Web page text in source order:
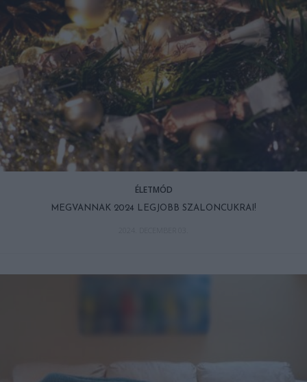
ÉLETMÓD
MEGVANNAK 2024 LEGJOBB SZALONCUKRAI!